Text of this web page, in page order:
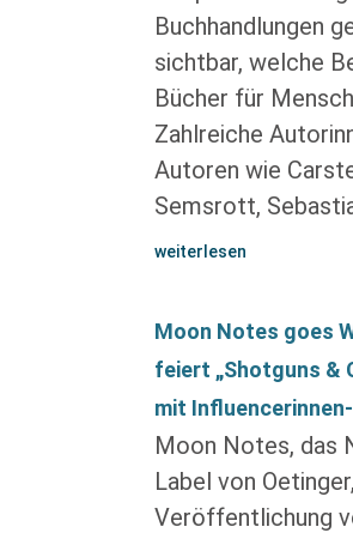
Buchhandlungen
sichtbar, welche
Bücher für
Zahlreiche
Autoren wie
Semsrott,
weiterlesen
Moon Notes goes
feiert „Shotguns &
mit
Moon Notes, das
Label von
Veröffentlichung